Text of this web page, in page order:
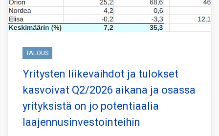
TALOUS
Yritysten liikevaihdot ja tulokset
kasvoivat Q2/2026 aikana ja osassa
yrityksistä on jo potentiaalia
laajennusinvestointeihin